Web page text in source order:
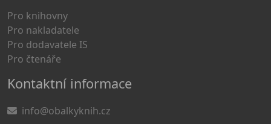
Pro knihovny
Pro nakladatele
Pro dodavatele IS
Pro čtenáře
Kontaktní informace
info@obalkyknih.cz